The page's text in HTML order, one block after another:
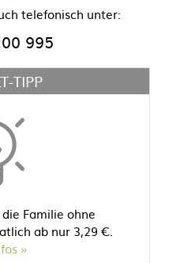
telefonisch unter:
995
TIPP
Familie ohne
ab nur 3,29 €.